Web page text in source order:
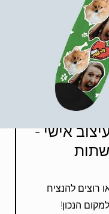
אישי -
רוצים להנציח
הנכון!